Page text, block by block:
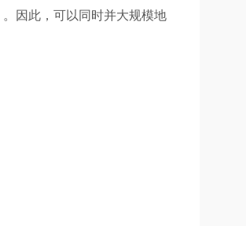
因此，可以同时并大规模地